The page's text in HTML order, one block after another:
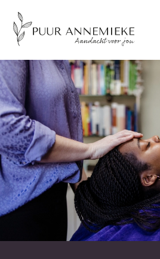
Skip to main content